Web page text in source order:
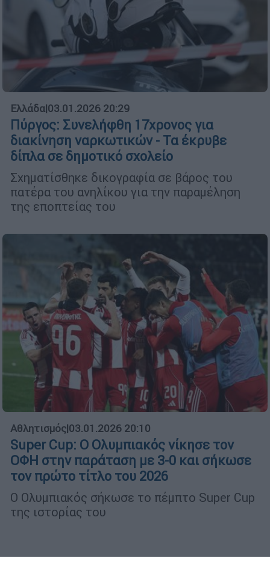
Ελλάδα|03.01.2026 20:29
Πύργος: Συνελήφθη 17χρονος για
διακίνηση ναρκωτικών - Τα έκρυβε
δίπλα σε δημοτικό σχολείο
Σχηματίσθηκε δικογραφία σε βάρος του
πατέρα του ανηλίκου για την παραμέληση
της εποπτείας του
Αθλητισμός|03.01.2026 20:10
Super Cup: Ο Ολυμπιακός νίκησε τον
ΟΦΗ στην παράταση με 3-0 και σήκωσε
τον πρώτο τίτλο του 2026
Ο Ολυμπιακός σήκωσε το πέμπτο Super Cup
της ιστορίας του